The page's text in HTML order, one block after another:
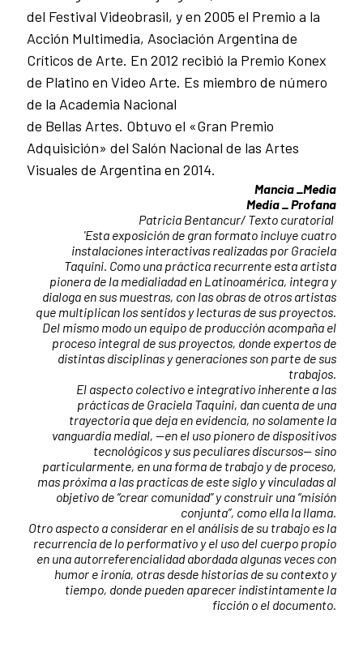
del Festival Videobrasil, y en 2005 el Premio a la
Acción Multimedia, Asociación Argentina de
Críticos de Arte. En 2012 recibió la Premio Konex
de Platino en Video Arte. Es miembro de número
de la Academia Nacional
de Bellas Artes. Obtuvo el «Gran Premio
Adquisición» del Salón Nacional de las Artes
Visuales de Argentina en 2014.
Mancia _Media
Media _ Profana
Patricia Bentancur/ Texto curatorial
'Esta exposición de gran formato incluye cuatro
instalaciones interactivas realizadas por Graciela
Taquini. Como una práctica recurrente esta artista
pionera de la medialiadad en Latinoamérica, integra y
dialoga en sus muestras, con las obras de otros artistas
que multiplican los sentidos y lecturas de sus proyectos.
Del mismo modo un equipo de producción acompaña el
proceso integral de sus proyectos, donde expertos de
distintas disciplinas y generaciones son parte de sus
trabajos.
El aspecto colectivo e integrativo inherente a las
prácticas de Graciela Taquini, dan cuenta de una
trayectoria que deja en evidencia, no solamente la
vanguardia medial, --en el uso pionero de dispositivos
tecnológicos y sus peculiares discursos-- sino
particularmente, en una forma de trabajo y de proceso,
mas próxima a las practicas de este siglo y vinculadas al
objetivo de “crear comunidad” y construir una “misión
conjunta”, como ella la llama.
Otro aspecto a considerar en el análisis de su trabajo es la
recurrencia de lo performativo y el uso del cuerpo propio
en una autorreferencialidad abordada algunas veces con
humor e ironía, otras desde historias de su contexto y
tiempo, donde pueden aparecer indistintamente la
ficción o el documento.